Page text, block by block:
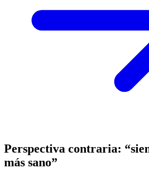
Perspectiva contraria:
más sano”